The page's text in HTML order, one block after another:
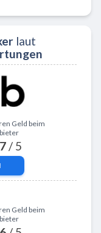
laut
Geld beim
/ 5
Geld beim